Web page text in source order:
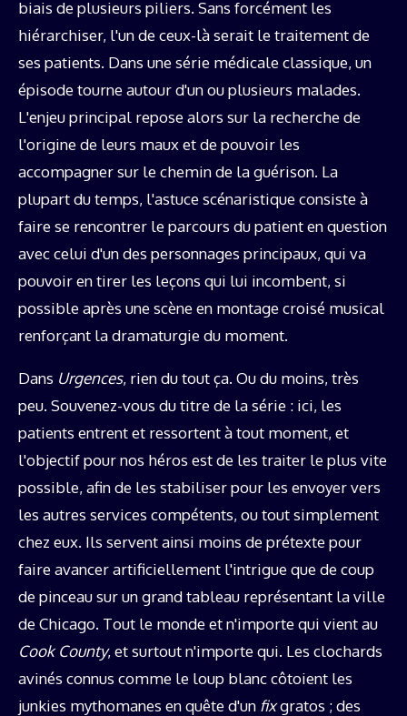
biais de plusieurs piliers. Sans forcément les
hiérarchiser, l'un de ceux-là serait le traitement de
ses patients. Dans une série médicale classique, un
épisode tourne autour d'un ou plusieurs malades.
L'enjeu principal repose alors sur la recherche de
l'origine de leurs maux et de pouvoir les
accompagner sur le chemin de la guérison. La
plupart du temps, l'astuce scénaristique consiste à
faire se rencontrer le parcours du patient en question
avec celui d'un des personnages principaux, qui va
pouvoir en tirer les leçons qui lui incombent, si
possible après une scène en montage croisé musical
renforçant la dramaturgie du moment.
Dans Urgences, rien du tout ça. Ou du moins, très
peu. Souvenez-vous du titre de la série : ici, les
patients entrent et ressortent à tout moment, et
l'objectif pour nos héros est de les traiter le plus vite
possible, afin de les stabiliser pour les envoyer vers
les autres services compétents, ou tout simplement
chez eux. Ils servent ainsi moins de prétexte pour
faire avancer artificiellement l'intrigue que de coup
de pinceau sur un grand tableau représentant la ville
de Chicago. Tout le monde et n'importe qui vient au
Cook County, et surtout n'importe qui. Les clochards
avinés connus comme le loup blanc côtoient les
junkies mythomanes en quête d'un fixgratos ; des